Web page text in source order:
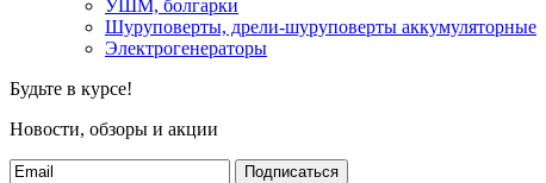
УШМ, болгарки
Шуруповерты, дрели-шуруповерты аккумуляторные
Электрогенераторы
Будьте в курсе!
Новости, обзоры и акции
Подписаться